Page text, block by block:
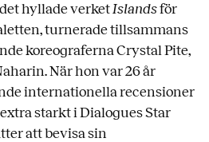
hyllade verketIslandsför
turnerade tillsammans
koreograferna Crystal Pite,
När hon var 26 år
internationella recensioner
starkt i Dialogues Star
att bevisa sin